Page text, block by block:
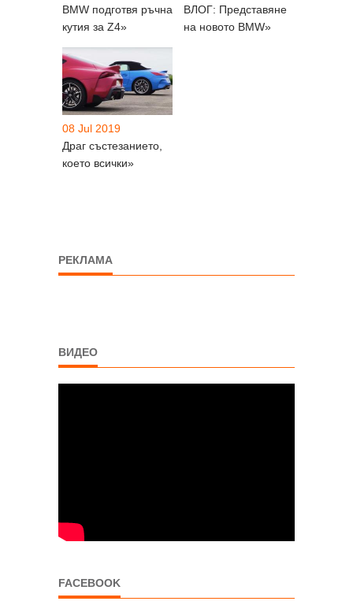
BMW подготвя ръчна
кутия за Z4»
ВЛОГ: Представяне
на новото BMW»
08 Jul 2019
Драг състезанието,
което всички»
РЕКЛАМА
ВИДЕО
FACEBOOK